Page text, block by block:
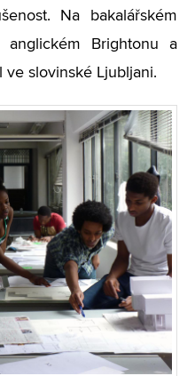
Na bakalářském
Brightonu a
ve slovinské Ljubljani.